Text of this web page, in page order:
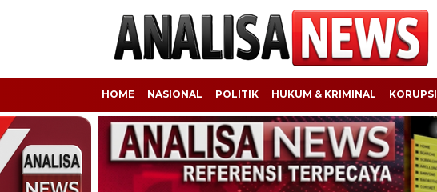
HOME NASIONAL POLITIK HUKUM & KRIMINAL KORUPSI